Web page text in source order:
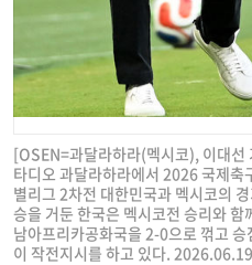
[OSEN=과달라하라(멕시코), 이대
타디오 과달라하라에서 2026 국제
별리그 2차전 대한민국과 멕시코의
승을 거둔 한국은 멕시코전 승리와
남아프리카공화국을 2-0으로 꺾고
이 작전지시를 하고 있다.